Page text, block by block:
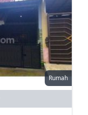
Rumah